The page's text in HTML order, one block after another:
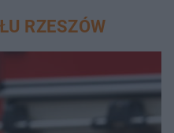
RZESZÓW